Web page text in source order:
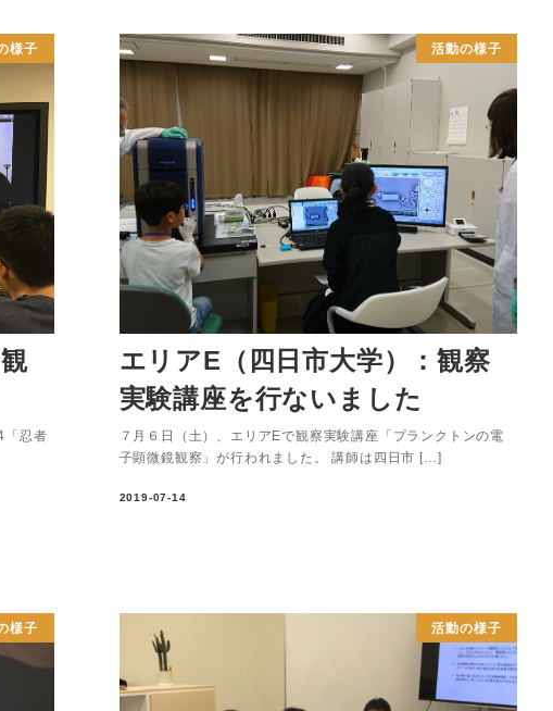
様子
「忍者
活動の様子
エリアE（四日市大学）：観察
実験講座を行ないました
７月６日（土）、エリアEで観察実験講座「プランクトンの電
子顕微鏡観察」が行われました。 講師は四日市 […]
2019-07-14
様子 活動の様子